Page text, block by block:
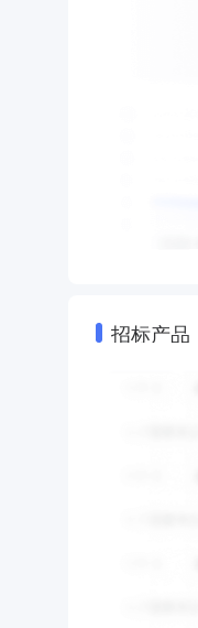
招标产品